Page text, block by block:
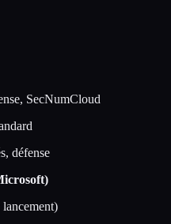
SecNumCloud
défense